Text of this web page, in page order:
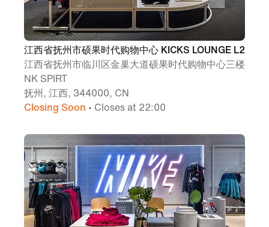
江西省抚州市硕果时代购物中心 KICKS LOUNGE L2
江西省抚州市临川区金巢大道硕果时代购物中心三楼
NK SPIRT
抚州, 江西, 344000, CN
Closing Soon • Closes at 22:00